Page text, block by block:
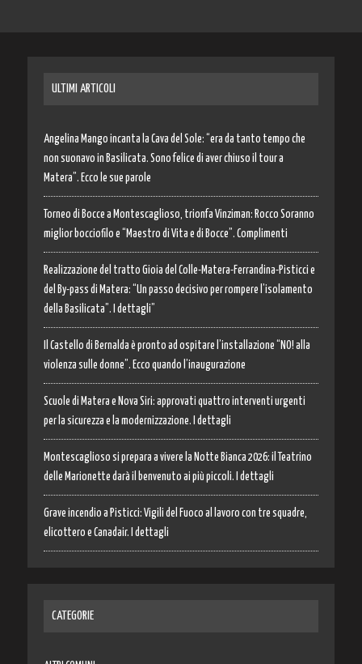
ULTIMI ARTICOLI
Angelina Mango incanta la Cava del Sole: “era da tanto tempo che
non suonavo in Basilicata. Sono felice di aver chiuso il tour a
Matera”. Ecco le sue parole
Torneo di Bocce a Montescaglioso, trionfa Vinziman: Rocco Soranno
miglior bocciofilo e “Maestro di Vita e di Bocce”. Complimenti
Realizzazione del tratto Gioia del Colle-Matera-Ferrandina-Pisticci e
del By-pass di Matera: “Un passo decisivo per rompere l’isolamento
della Basilicata”. I dettagli”
Il Castello di Bernalda è pronto ad ospitare l’installazione “NO! alla
violenza sulle donne”. Ecco quando l’inaugurazione
Scuole di Matera e Nova Siri: approvati quattro interventi urgenti
per la sicurezza e la modernizzazione. I dettagli
Montescaglioso si prepara a vivere la Notte Bianca 2026: il Teatrino
delle Marionette darà il benvenuto ai più piccoli. I dettagli
Grave incendio a Pisticci: Vigili del Fuoco al lavoro con tre squadre,
elicottero e Canadair. I dettagli
CATEGORIE